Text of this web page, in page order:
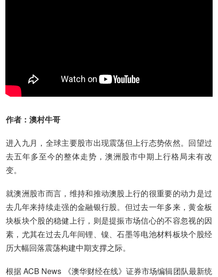
作者：澳村牛哥
进入九月，全球主要股市出现震荡但上行态势依然。回望过
去五年多至今的整体走势，澳洲股市中期上行格局未有改
变。
就澳洲股市而言，维持和推动澳股上行的很重要的动力是过
去几年来持续走强的金融银行股。但过去一年多来，黄金板
块板块个股的稳健上行，则是提振市场信心的不容忽视的因
素，尤其在过去几年间锂、镍、石墨等电池材料板块个股经
历大幅回落震荡构建中期支撑之际。
根据 ACB News 《澳华财经在线》证券市场编辑团队最新统